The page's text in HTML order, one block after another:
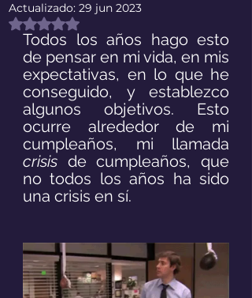
Actualizado: 29 jun 2023
Obtuvo NaN de 5 estrellas.
Todos los años hago esto
de pensar en mi vida, en mis
expectativas, en lo que he
conseguido, y establezco
algunos objetivos. Esto
ocurre alrededor de mi
crisis de cumpleaños, que
no todos los años ha sido
una crisis en sí.